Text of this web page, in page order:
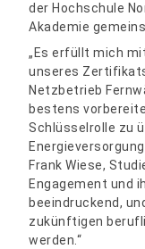
der Hochschule
Akademie
„Es erfüllt mich
unseres
Netzbetrieb
bestens
Schlüsselrolle zu
Frank Wiese,
Engagement und
beeindruckend,
zukünftigen
werden.“